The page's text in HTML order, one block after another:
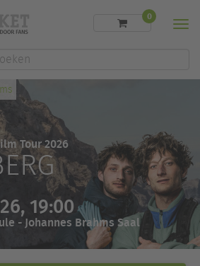
0
Tour 2026
19:00
- Johannes Brahms Saal